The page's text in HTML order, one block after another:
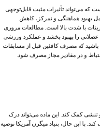
می‌تواند تأثیرات مثبت قابل‌توجهی
بهبود هماهنگی و تمرکز، کاهش
با شدت بالا است. مطالعات مروری
عضلانی را بهبود بخشد و عملکرد ورزشی
باشید که مصرف کافئین قبل از مسابقات
و در مقادیر مجاز مصرف شود.
کمک کند. این ماده می‌تواند درک
با این حال، بنیاد میگرن آمریکا توصیه